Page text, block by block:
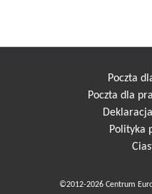
Poczta
Poczta dla
Polityka
©2012-2026 Centrum